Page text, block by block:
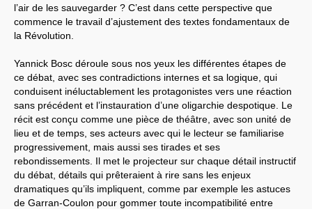
l’air de les sauvegarder ? C’est dans cette perspective que
commence le travail d’ajustement des textes fondamentaux de
la Révolution.
Yannick Bosc déroule sous nos yeux les différentes étapes de
ce débat, avec ses contradictions internes et sa logique, qui
conduisent inéluctablement les protagonistes vers une réaction
sans précédent et l’instauration d’une oligarchie despotique. Le
récit est conçu comme une pièce de théâtre, avec son unité de
lieu et de temps, ses acteurs avec qui le lecteur se familiarise
progressivement, mais aussi ses tirades et ses
rebondissements. Il met le projecteur sur chaque détail instructif
du débat, détails qui prêteraient à rire sans les enjeux
dramatiques qu’ils impliquent, comme par exemple les astuces
de Garran-Coulon pour gommer toute incompatibilité entre